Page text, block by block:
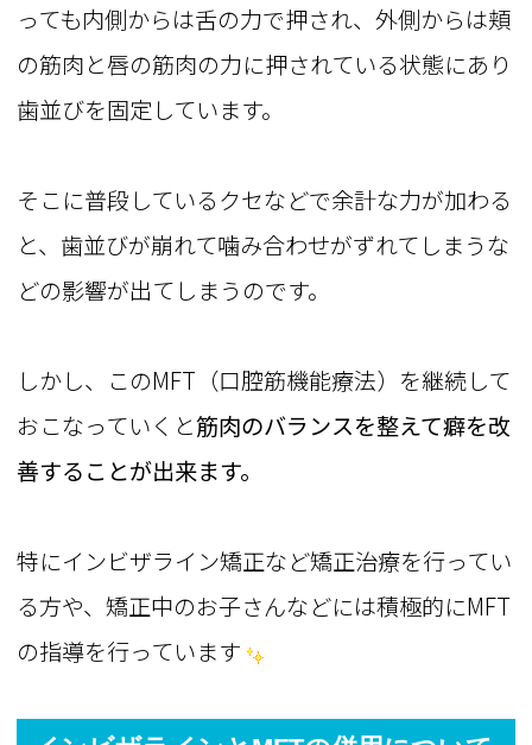
っても内側からは舌の力で押され、外側からは頬
の筋肉と唇の筋肉の力に押されている状態にあり
歯並びを固定しています。
そこに普段しているクセなどで余計な力が加わる
と、歯並びが崩れて噛み合わせがずれてしまうな
どの影響が出てしまうのです。
しかし、このMFT（口腔筋機能療法）を継続して
おこなっていくと筋肉のバランスを整えて癖を改
善することが出来ます。
特にインビザライン矯正など矯正治療を行ってい
る方や、矯正中のお子さんなどには積極的にMFT
の指導を行っています